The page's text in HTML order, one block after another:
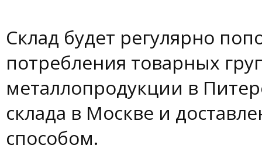
Склад будет регулярно
потребления товарных
металлопродукции в
склада в Москве и
способом.